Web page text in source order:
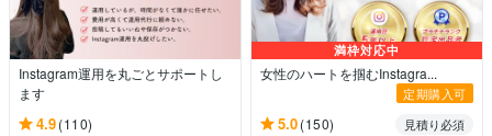
Instagram運用を丸ごとサポートし
ます
4.9(110)
満枠対応中
女性のハートを掴むInstagra...
定期購入可
5.0(150)
見積り必須